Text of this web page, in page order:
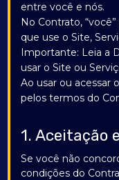
entre você e nós.
No Contrato,
que use o Site,
Importante: Leia a
usar o Site ou
Ao usar ou acessar
pelos termos do
1. Aceitação
Se você não
condições do